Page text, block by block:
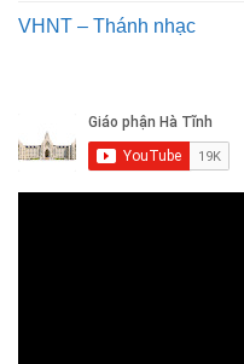
VHNT – Thánh nhạc